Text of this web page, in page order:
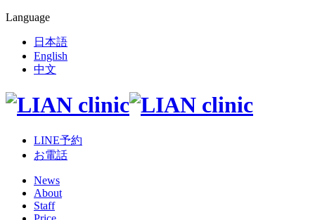
Language
日本語
English
中文
LINE予約
お電話
News
About
Staff